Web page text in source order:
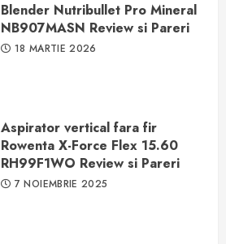
Blender Nutribullet Pro Mineral
NB907MASN Review si Pareri
18 MARTIE 2026
Aspirator vertical fara fir
Rowenta X-Force Flex 15.60
RH99F1WO Review si Pareri
7 NOIEMBRIE 2025